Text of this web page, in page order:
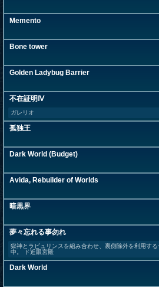
Memento
Bone tower
Golden Ladybug Barrier
不在証明Ⅳ
ガレリオ
孤独王
Dark World (Budget)
Avida, Rebuilder of Worlds
暗黒界
夢々忘れる事勿れ
獄神とラビュリンスを組み合わせ、裏側除外を利用す
中。 ド近眼宮殿
Dark World